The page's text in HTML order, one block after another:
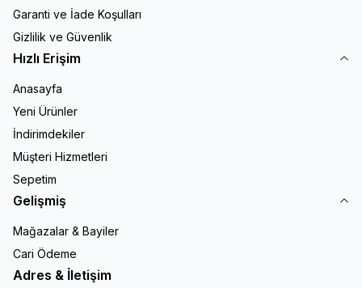
Garanti ve İade Koşulları
Gizlilik ve Güvenlik
Hızlı Erişim
Anasayfa
Yeni Ürünler
İndirimdekiler
Müşteri Hizmetleri
Sepetim
Gelişmiş
Mağazalar & Bayiler
Cari Ödeme
Adres & İletişim